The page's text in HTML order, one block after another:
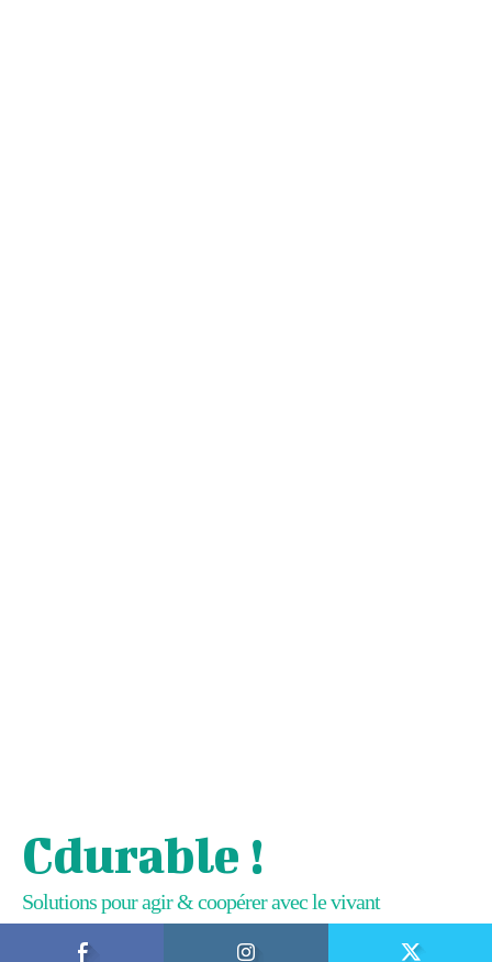
Cdurable !
Solutions pour agir & coopérer avec le vivant